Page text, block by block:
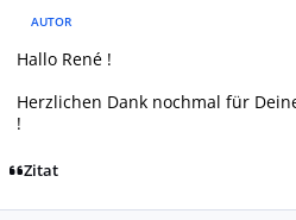
AUTOR
Hallo René !
Herzlichen Dank nochmal für
!
Zitat